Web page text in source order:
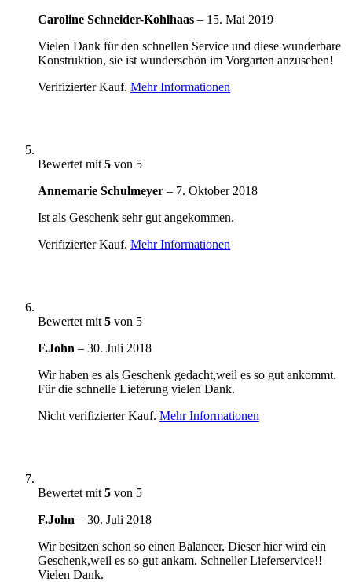
Caroline Schneider-Kohlhaas – 15. Mai 2019
Vielen Dank für den schnellen Service und diese wunderbare
Konstruktion, sie ist wunderschön im Vorgarten anzusehen!
Verifizierter Kauf. Mehr Informationen
Bewertet mit 5 von 5
Annemarie Schulmeyer – 7. Oktober 2018
Ist als Geschenk sehr gut angekommen.
Verifizierter Kauf. Mehr Informationen
Bewertet mit 5 von 5
F.John – 30. Juli 2018
Wir haben es als Geschenk gedacht,weil es so gut ankommt.
Für die schnelle Lieferung vielen Dank.
Nicht verifizierter Kauf. Mehr Informationen
Bewertet mit 5 von 5
F.John – 30. Juli 2018
Wir besitzen schon so einen Balancer. Dieser hier wird ein
Geschenk,weil es so gut ankam. Schneller Lieferservice!!
Vielen Dank.